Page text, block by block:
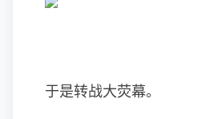
于是转战大荧幕。